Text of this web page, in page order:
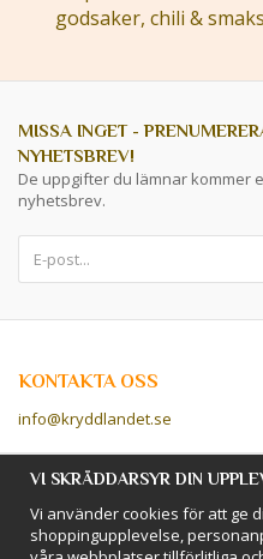
godsaker, chili &
MISSA INGET -
NYHETSBREV!
De uppgifter du lämnar kommer
nyhetsbrev.
KONTAKTA OSS
info@kryddlandet.se
Följ oss på Facebook!
Följ oss på Instagram!
VI SKRÄDDARSYR DIN
Vi använder cookies för att ge
shoppingupplevelse,